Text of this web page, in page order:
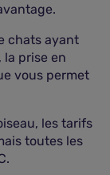
chats ayant
la prise en
vous permet
les tarifs
toutes les